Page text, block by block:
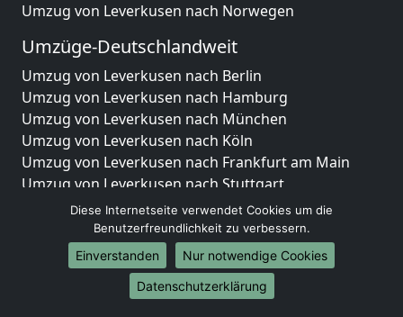
Umzug von Leverkusen nach Norwegen
Umzüge-Deutschlandweit
Umzug von Leverkusen nach Berlin
Umzug von Leverkusen nach Hamburg
Umzug von Leverkusen nach München
Umzug von Leverkusen nach Köln
Umzug von Leverkusen nach Frankfurt am Main
Umzug von Leverkusen nach Stuttgart
Umzug von Leverkusen nach Düsseldorf
Umzug von Leverkusen nach Leipzig
Umzug von Leverkusen nach Dortmund
Umzug von Leverkusen nach Essen
Umzug von Leverkusen nach Bremen
Diese Internetseite verwendet Cookies um die
Benutzerfreundlichkeit zu verbessern.
Einverstanden
Nur notwendige Cookies
Datenschutzerklärung